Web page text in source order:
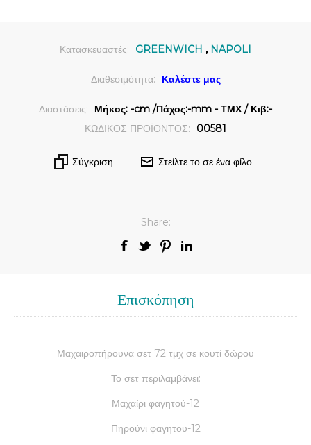
Κατασκευαστές: GREENWICH , NAPOLI
Διαθεσιμότητα: Καλέστε μας
Διαστάσεις:
Μήκος: -cm /Πάχος:-mm - ΤΜΧ / Κιβ:-
ΚΩΔΙΚΟΣ ΠΡΟΪΟΝΤΟΣ:
00581
Σύγκριση Στείλτε το σε ένα φίλο
Share:
Επισκόπηση
Μαχαιροπήρουνα σετ 72 τμχ σε κουτί δώρου
Το σετ περιλαμβάνει:
Μαχαίρι φαγητού-12
Πηρούνι φαγητου-12